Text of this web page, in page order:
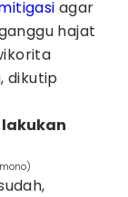
agar
hajat
dikutip